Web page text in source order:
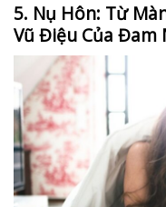
5. Nụ Hôn: Từ
Vũ Điệu Của Đam